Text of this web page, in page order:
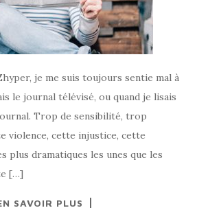
je me suis toujours sentie mal à
le journal télévisé, ou quand je lisais
Trop de sensibilité, trop
violence, cette injustice, cette
plus dramatiques les unes que les
[…]
SAVOIR PLUS